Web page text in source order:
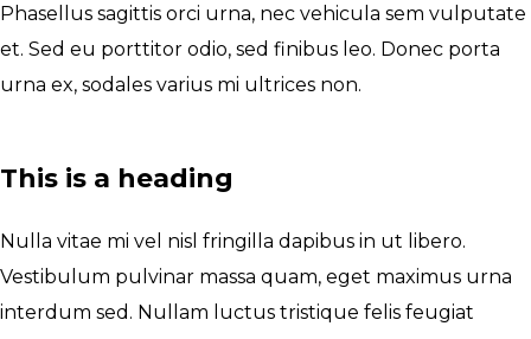
Phasellus sagittis orci urna, nec vehicula sem vulputate
et. Sed eu porttitor odio, sed finibus leo. Donec porta
urna ex, sodales varius mi ultrices non.
This is a heading
Nulla vitae mi vel nisl fringilla dapibus in ut libero.
Vestibulum pulvinar massa quam, eget maximus urna
interdum sed. Nullam luctus tristique felis feugiat